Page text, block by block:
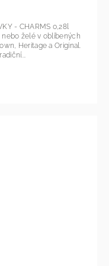
- CHARMS 0,28l
Heritage a Original.